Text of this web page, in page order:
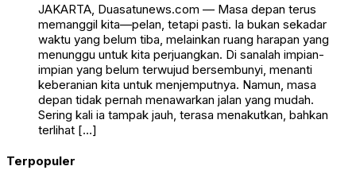
JAKARTA, Duasatunews.com — Masa depan terus
memanggil kita—pelan, tetapi pasti. Ia bukan sekadar
waktu yang belum tiba, melainkan ruang harapan yang
menunggu untuk kita perjuangkan. Di sanalah impian-
impian yang belum terwujud bersembunyi, menanti
keberanian kita untuk menjemputnya. Namun, masa
depan tidak pernah menawarkan jalan yang mudah.
Sering kali ia tampak jauh, terasa menakutkan, bahkan
terlihat […]
Terpopuler